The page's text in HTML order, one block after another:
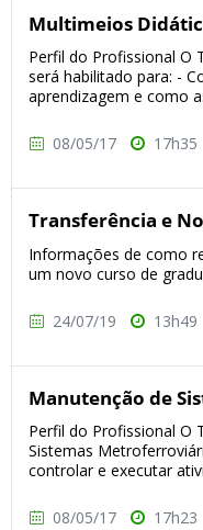
Multimeios
Perfil do Profissional O
será habilitado para: -
aprendizagem e como
08/05/17 17h35
Transferência e
Informações de como
um novo curso de
24/07/19 13h49
Manutenção de
Perfil do Profissional O
Sistemas
controlar e executar
08/05/17 17h23